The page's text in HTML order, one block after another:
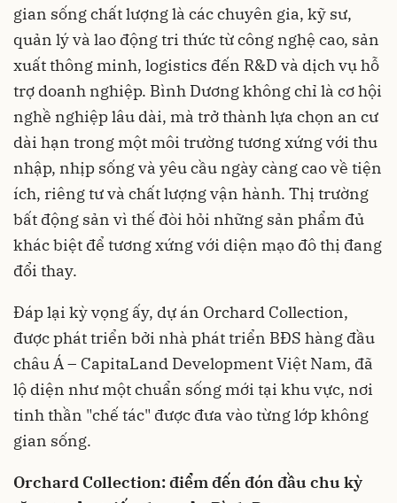
gian sống chất lượng là các chuyên gia, kỹ sư,
quản lý và lao động tri thức từ công nghệ cao, sản
xuất thông minh, logistics đến R&D và dịch vụ hỗ
trợ doanh nghiệp. Bình Dương không chỉ là cơ hội
nghề nghiệp lâu dài, mà trở thành lựa chọn an cư
dài hạn trong một môi trường tương xứng với thu
nhập, nhịp sống và yêu cầu ngày càng cao về tiện
ích, riêng tư và chất lượng vận hành. Thị trường
bất động sản vì thế đòi hỏi những sản phẩm đủ
khác biệt để tương xứng với diện mạo đô thị đang
đổi thay.
Đáp lại kỳ vọng ấy, dự án Orchard Collection,
được phát triển bởi nhà phát triển BĐS hàng đầu
châu Á – CapitaLand Development Việt Nam, đã
lộ diện như một chuẩn sống mới tại khu vực, nơi
tinh thần "chế tác" được đưa vào từng lớp không
gian sống.
Orchard Collection: điểm đến đón đầu chu kỳ